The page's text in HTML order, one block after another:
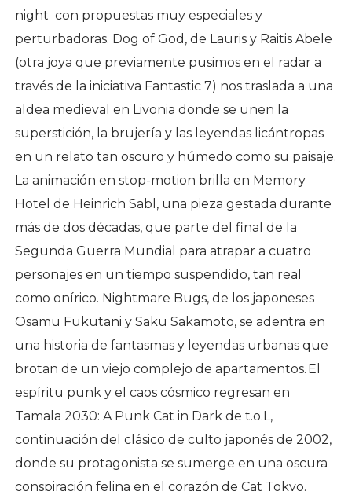
night con propuestas muy especiales y
perturbadoras. Dog of God, de Lauris y Raitis Abele
(otra joya que previamente pusimos en el radar a
través de la iniciativa Fantastic 7) nos traslada a una
aldea medieval en Livonia donde se unen la
superstición, la brujería y las leyendas licántropas
en un relato tan oscuro y húmedo como su paisaje.
La animación en stop-motion brilla en Memory
Hotel de Heinrich Sabl, una pieza gestada durante
más de dos décadas, que parte del final de la
Segunda Guerra Mundial para atrapar a cuatro
personajes en un tiempo suspendido, tan real
como onírico. Nightmare Bugs, de los japoneses
Osamu Fukutani y Saku Sakamoto, se adentra en
una historia de fantasmas y leyendas urbanas que
brotan de un viejo complejo de apartamentos. El
espíritu punk y el caos cósmico regresan en
Tamala 2030: A Punk Cat in Dark de t.o.L,
continuación del clásico de culto japonés de 2002,
donde su protagonista se sumerge en una oscura
conspiración felina en el corazón de Cat Tokyo.